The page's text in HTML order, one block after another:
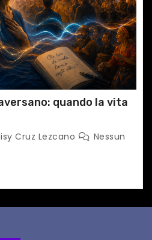
quando la vita
Cruz Lezcano
Nessun